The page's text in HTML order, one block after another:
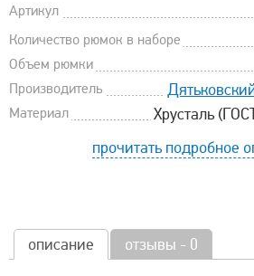
Артикул
Количество рюмок в наборе
Объем рюмки
Производитель
Материал
Хрусталь
прочитать подробное
описание отзывы - 0